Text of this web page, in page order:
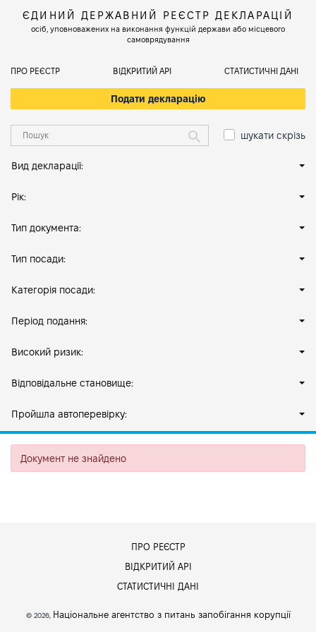
ЄДИНИЙ ДЕРЖАВНИЙ РЕЄСТР ДЕКЛАРАЦІЙ
осіб, уповноважених на виконання функцій держави або місцевого
самоврядування
ПРО РЕЄСТР ВІДКРИТИЙ АРІ СТАТИСТИЧНІ ДАНІ
Подати декларацію
шукати скрізь
Вид декларації:
Рік:
Тип документа:
Тип посади:
Категорія посади:
Період подання:
Високий ризик:
Відповідальне становище:
Пройшла автоперевірку:
Документ не знайдено
ПРО РЕЄСТР
ВІДКРИТИЙ АРІ
СТАТИСТИЧНІ ДАНІ
© 2026, Національне агентство з питань запобігання корупції